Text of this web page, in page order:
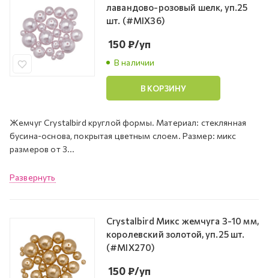
лавандово-розовый шелк, уп.25
шт. (#MIX36)
В наличии
150₽/уп
В КОРЗИНУ
Жемчуг Crystalbird круглой формы. Материал: стеклянная
бусина-основа, покрытая цветным слоем. Размер: микс
размеров от 3...
Развернуть
Crystalbird Микс жемчуга 3-10 мм,
королевский золотой, уп.25 шт.
(#MIX270)
150₽/уп